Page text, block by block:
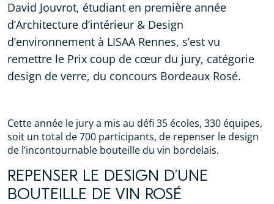
David Jouvrot, étudiant en première année
d’Architecture d’intérieur & Design
d’environnement à LISAA Rennes, s’est vu
remettre le Prix coup de cœur du jury, catégorie
design de verre, du concours Bordeaux Rosé.
Cette année le jury a mis au défi 35 écoles, 330 équipes,
soit un total de 700 participants, de repenser le design
de l’incontournable bouteille du vin bordelais.
REPENSER LE DESIGN D’UNE
BOUTEILLE DE VIN ROSÉ